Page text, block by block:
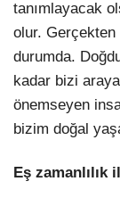
tanımlayacak
olur.
durumda.
kadar bizi
önemseyen
bizim doğal
Eş